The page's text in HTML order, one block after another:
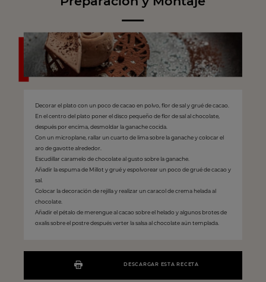
DESCARGAR ESTA RECETA
Decorar el plato con un poco de cacao en polvo, flor de sal y grué de cacao.
En el centro del plato poner el disco pequeño de flor de sal al chocolate,
después por encima, desmoldar la ganache cocida.
Con un microplane, rallar un cuarto de lima sobre la ganache y colocar el
aro de gavotte alrededor.
Escudillar caramelo de chocolate al gusto sobre la ganache.
Añadir la espuma de Millot y grué y espolvorear un poco de grué de cacao y
sal.
Colocar la decoración de rejilla y realizar un caracol de crema helada al
chocolate.
Añadir el pétalo de merengue al cacao sobre el helado y algunos brotes de
oxalis sobre el postre después verter la salsa al chocolate aún templada.